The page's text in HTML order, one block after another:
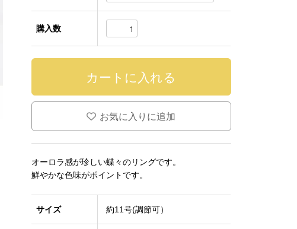
購入数
お気に入りに追加
オーロラ感が珍しい蝶々のリングです。
鮮やかな色味がポイントです。
サイズ 約11号(調節可）